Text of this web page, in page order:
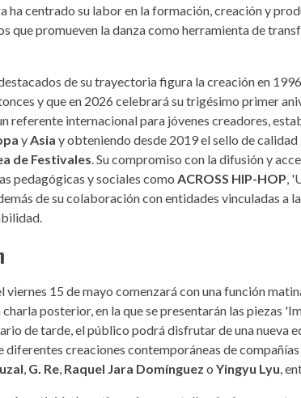
ha centrado su labor en la formación, creación y
que promueven la danza como herramienta de
de su trayectoria figura la creación en
y que en 2026 celebrará su trigésimo primer
referente internacional para jóvenes creadores,
y Asia y obteniendo desde 2019 el sello de calidad
de Festivales . Su compromiso con la difusión y
pedagógicas y sociales como ACROSS HIP-HOP ,
de su colaboración con entidades vinculadas a
viernes 15 de mayo comenzará con una función
posterior, en la que se presentarán las piezas
de tarde, el público podrá disfrutar de una nueva
diferentes creaciones contemporáneas de
G. Re Raquel Jara Domínguez o Yingyu Lyu ,